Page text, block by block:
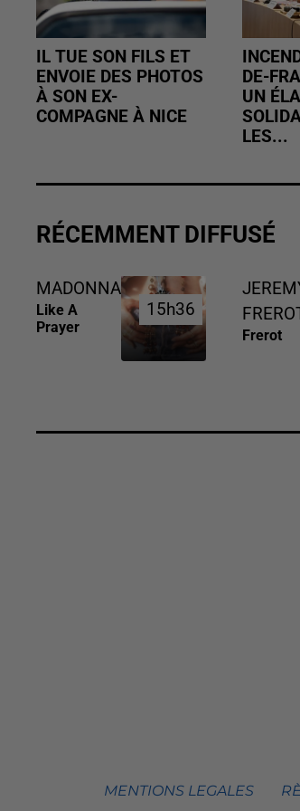
IL TUE SON FILS ET
ENVOIE DES PHOTOS
À SON EX-
COMPAGNE À NICE
DE-
UN
LES...
RÉCEMMENT DIFFUSÉ
MADONNA
Like A
Prayer
15h36
15h36
Frerot
MENTIONS LEGALES